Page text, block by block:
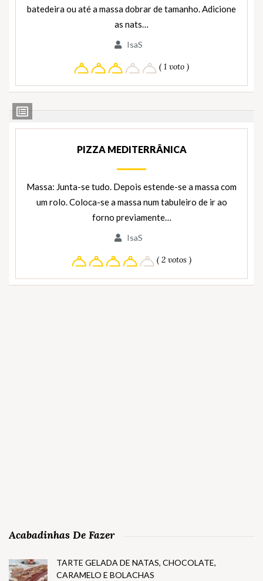
batedeira ou até a massa dobrar de tamanho. Adicione
as nats…
IsaS
( 1 voto )
Ver
Ingredientes
PIZZA MEDITERRÂNICA
Massa: Junta-se tudo. Depois estende-se a massa com
um rolo. Coloca-se a massa num tabuleiro de ir ao
forno previamente…
IsaS
( 2 votos )
Acabadinhas De Fazer
TARTE GELADA DE NATAS, CHOCOLATE,
CARAMELO E BOLACHAS